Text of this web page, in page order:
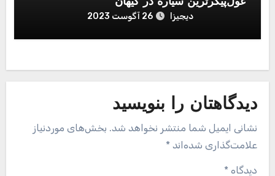
غول‌پیکرترین سیاره در کیهان
دیجیزا 26 آگوست 2023
دیدگاهتان را بنویسید
نشانی ایمیل شما منتشر نخواهد شد. بخش‌های موردنیاز
علامت‌گذاری شده‌اند *
دیدگاه *